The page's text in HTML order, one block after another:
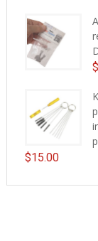
Add to cart
$
$15.00